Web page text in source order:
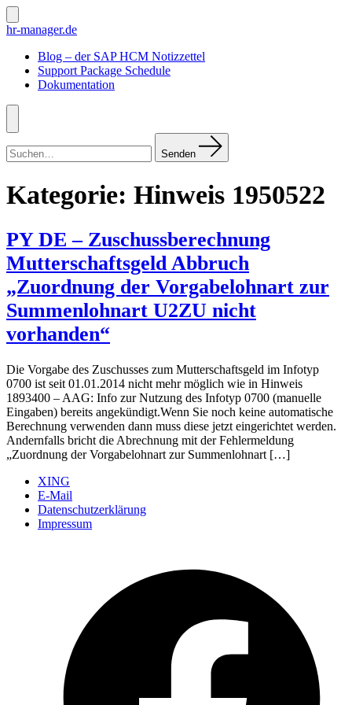
Zum
Inhalt
Suche
ein-/ausblenden
hr-manager.de
Blog – der SAP HCM Notizzettel
Support Package Schedule
Dokumentation
Menü
nach:
Senden
Kategorie: Hinweis 1950522
PY DE – Zuschussberechnung
Mutterschaftsgeld Abbruch
„Zuordnung der Vorgabelohnart zur
Summenlohnart U2ZU nicht
vorhanden“
Die Vorgabe des Zuschusses zum Mutterschaftsgeld im Infotyp
0700 ist seit 01.01.2014 nicht mehr möglich wie in Hinweis
1893400 – AAG: Info zur Nutzung des Infotyp 0700 (manuelle
Eingaben) bereits angekündigt.Wenn Sie noch keine automatische
Berechnung verwenden dann muss diese jetzt eingerichtet werden.
Andernfalls bricht die Abrechnung mit der Fehlermeldung
„Zuordnung der Vorgabelohnart zur Summenlohnart […]
XING
E-Mail
Datenschutzerklärung
Impressum